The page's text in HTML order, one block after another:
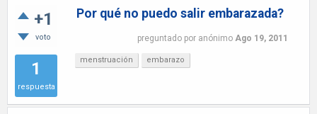
+1
voto
1
respuesta
Por qué no puedo salir embarazada?
preguntado por anónimo Ago 19, 2011
menstruación embarazo